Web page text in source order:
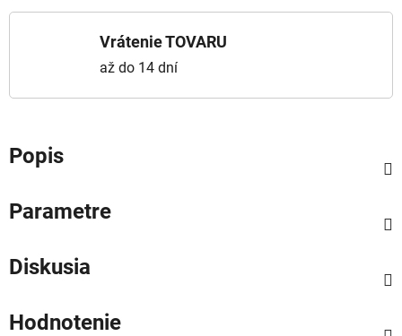
Vrátenie TOVARU
až do 14 dní
Popis
Parametre
Diskusia
Hodnotenie